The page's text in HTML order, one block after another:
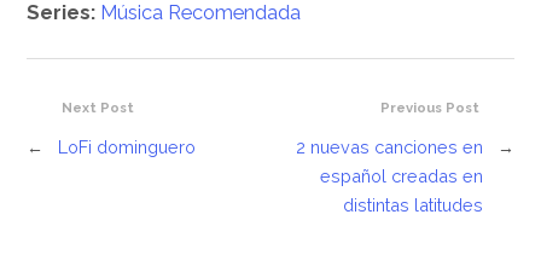
Series: Música Recomendada
Previous Post
2 nuevas canciones en
español creadas en
distintas latitudes
→
Next Post
← LoFi dominguero